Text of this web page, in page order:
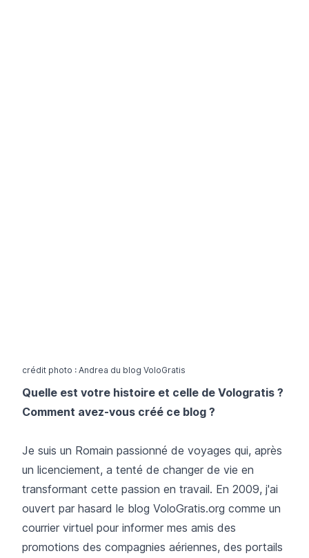
crédit photo : Andrea du blog VoloGratis
Quelle est votre histoire et celle de Vologratis ?
Comment avez-vous créé ce blog ?
Je suis un Romain passionné de voyages qui, après
un licenciement, a tenté de changer de vie en
transformant cette passion en travail. En 2009, j'ai
ouvert par hasard le blog VoloGratis.org comme un
courrier virtuel pour informer mes amis des
promotions des compagnies aériennes, des portails